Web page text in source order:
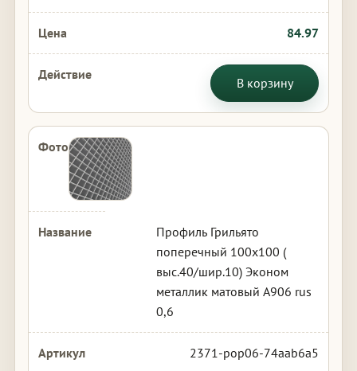
84.97
В корзину
Профиль Грильято
поперечный 100х100 (
выс.40/шир.10) Эконом
металлик матовый А906 rus
0,6
2371-pop06-74aab6a5